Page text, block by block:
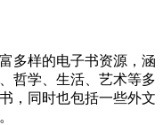
多样的电子书资源，涵
哲学、生活、艺术等多
，同时也包括一些外文